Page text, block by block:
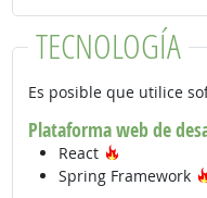
TECNOLOGÍA
Es posible que utilice
Plataforma web de
React
Spring Framework